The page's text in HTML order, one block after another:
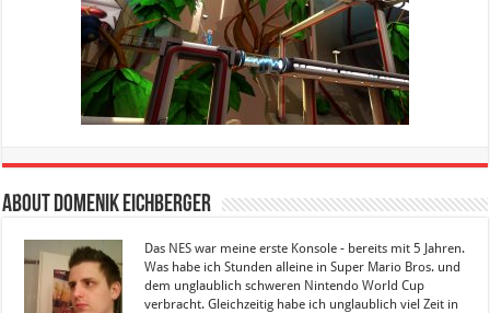
About Domenik Eichberger
Das NES war meine erste Konsole - bereits mit 5 Jahren.
Was habe ich Stunden alleine in Super Mario Bros. und
dem unglaublich schweren Nintendo World Cup
verbracht. Gleichzeitig habe ich unglaublich viel Zeit in